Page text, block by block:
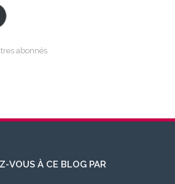
abonnés
VOUS À CE BLOG PAR